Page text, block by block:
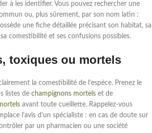
à les identifier. Vous pouvez rechercher une
ou, plus sûrement, par son nom latin :
une fiche détaillée précisant son habitat, sa
comestibilité et ses confusions possibles.
toxiques ou mortels
la comestibilité de l’espèce. Prenez le
listes de champignons mortels et de
avant toute cueillette. Rappelez-vous
l’avis d’un spécialiste : en cas de doute sur
par un pharmacien ou une société